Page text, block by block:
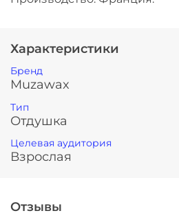
Характеристики
Бренд
Muzawax
Тип
Отдушка
Целевая аудитория
Взрослая
Отзывы